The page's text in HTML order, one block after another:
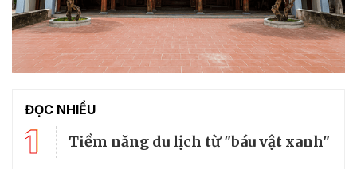
ĐỌC NHIỀU
1 Tiềm năng du lịch từ "báu vật xanh"